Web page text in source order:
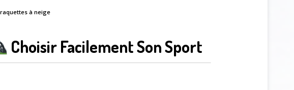
à neige
Choisir Facilement Son Sport